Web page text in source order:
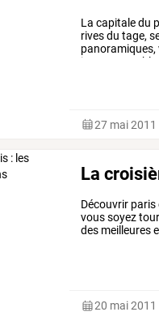
La capitaledu
rivesdu tage,
panoramiques,
incontournables
27 mai 2011
La
Découvrir
vous soyez
des meilleures
20 mai 2011